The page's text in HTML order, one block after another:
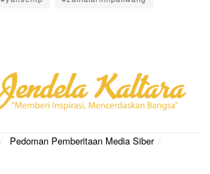
Pedoman Pemberitaan Media Siber